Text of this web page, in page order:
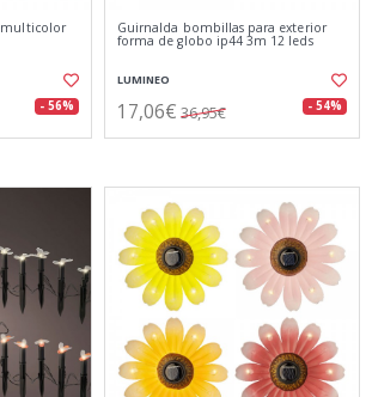
- 56%
Guirnalda bombillas para exterior
forma de globo ip44 3m 12 leds
LUMINEO
17,06€ 36,95€ - 54%